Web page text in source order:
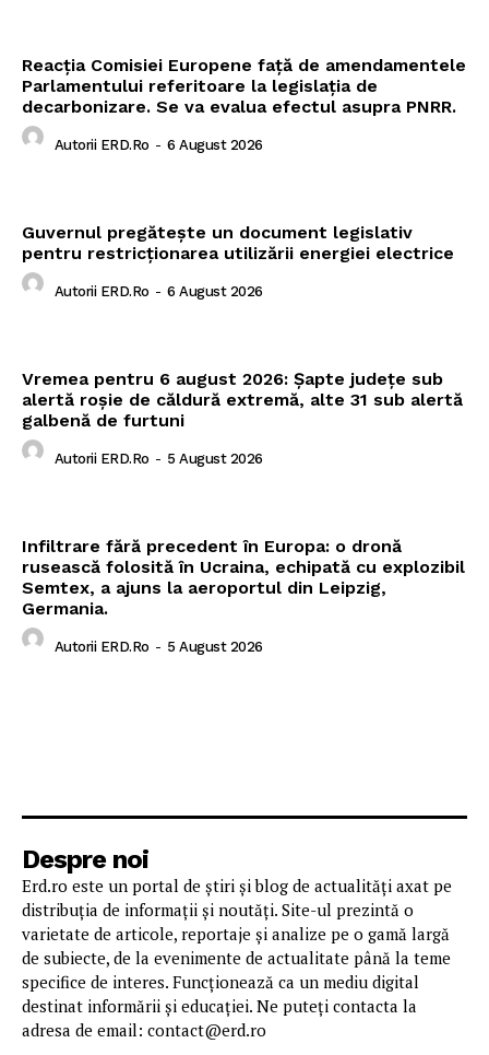
Reacția Comisiei Europene față de amendamentele
Parlamentului referitoare la legislația de
decarbonizare. Se va evalua efectul asupra PNRR.
Autorii ERD.ro - 6 August 2026
Guvernul pregătește un document legislativ
pentru restricționarea utilizării energiei electrice
Autorii ERD.ro - 6 August 2026
Vremea pentru 6 august 2026: Șapte județe sub
alertă roșie de căldură extremă, alte 31 sub alertă
galbenă de furtuni
Autorii ERD.ro - 5 August 2026
Infiltrare fără precedent în Europa: o dronă
rusească folosită în Ucraina, echipată cu explozibil
Semtex, a ajuns la aeroportul din Leipzig,
Germania.
Autorii ERD.ro - 5 August 2026
Despre noi
Erd.ro este un portal de știri și blog de actualități axat pe
distribuția de informații și noutăți. Site-ul prezintă o
varietate de articole, reportaje și analize pe o gamă largă
de subiecte, de la evenimente de actualitate până la teme
specifice de interes. Funcționează ca un mediu digital
destinat informării și educației. Ne puteți contacta la
adresa de email: contact@erd.ro